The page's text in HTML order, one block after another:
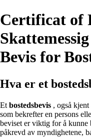
Certificat of
Bevis for
Hva er et
Et bostedsbevis , også kjent
som bekrefter en persons
beviset er viktig for å kunne
påkrevd av myndighetene,